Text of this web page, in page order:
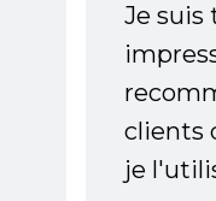
Je
clients
je